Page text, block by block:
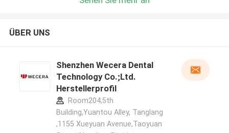
ÜBER UNS
Shenzhen Wecera Dental
Technology Co.;Ltd.
Herstellerprofil
Room204,5th
Building,Yuantou Alley, Tanglang
,1155 Xueyuan Avenue,Taoyuan